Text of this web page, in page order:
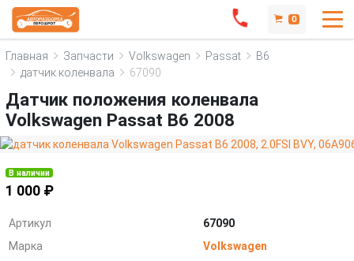
0
Главная Запчасти Volkswagen Passat
B6
датчик коленвала
67090
Датчик положения коленвала
Volkswagen Passat B6 2008
В наличии
1 000 ₽
Артикул
67090
Марка
Volkswagen